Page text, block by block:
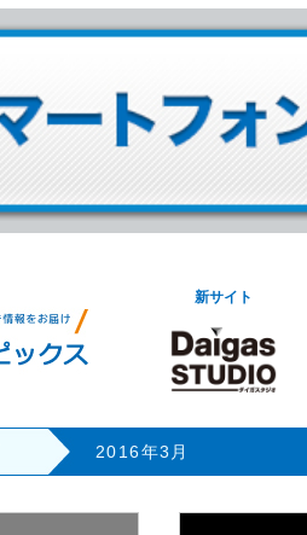
新サイト
2016年3月